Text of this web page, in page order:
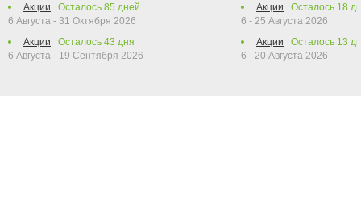
Акции Осталось 85 дней
6 Августа - 31 Октября 2026
Акции
Осталось 43 дня
6 Августа - 19 Сентября 2026
Акции Осталось 18
6 - 25 Августа 2026
Акции
Осталось 13
6 - 20 Августа 2026